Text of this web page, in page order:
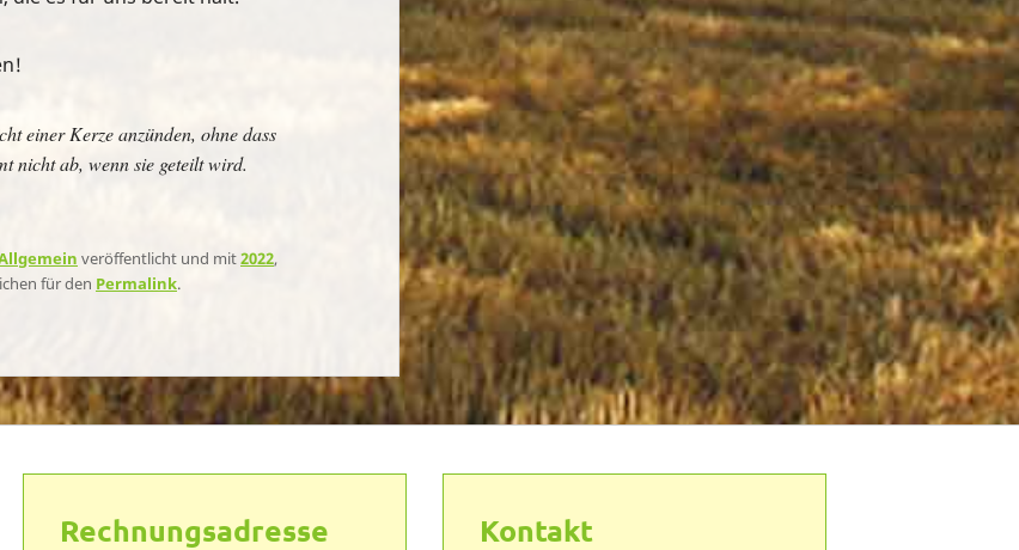
einer Kerze anzünden, ohne dass
nicht ab, wenn sie geteilt wird.
veröffentlicht und mit2022,
für den Permalink.
Rechnungsadresse Kontakt